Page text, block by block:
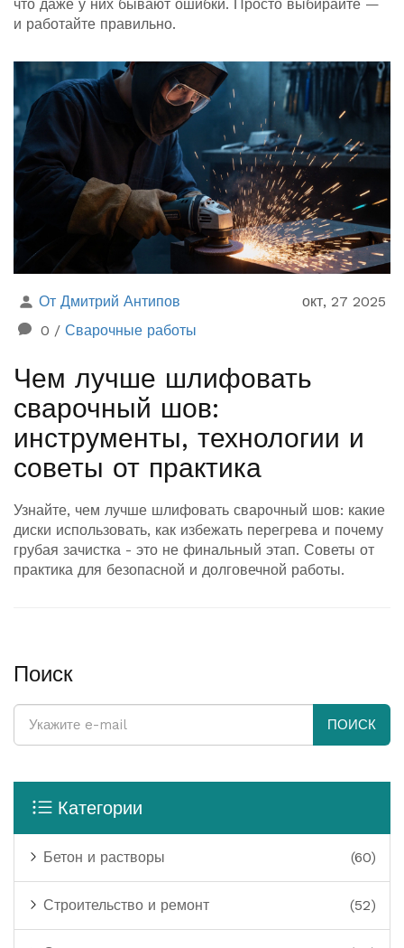
что даже у них бывают ошибки. Просто выбирайте —
и работайте правильно.
От Дмитрий Антипов
окт, 27 2025
0 / Сварочные работы
Чем лучше шлифовать
сварочный шов:
инструменты, технологии и
советы от практика
Узнайте, чем лучше шлифовать сварочный шов: какие
диски использовать, как избежать перегрева и почему
грубая зачистка - это не финальный этап. Советы от
практика для безопасной и долговечной работы.
Поиск
ПОИСК
Категории
Бетон и растворы (60)
Строительство и ремонт (52)